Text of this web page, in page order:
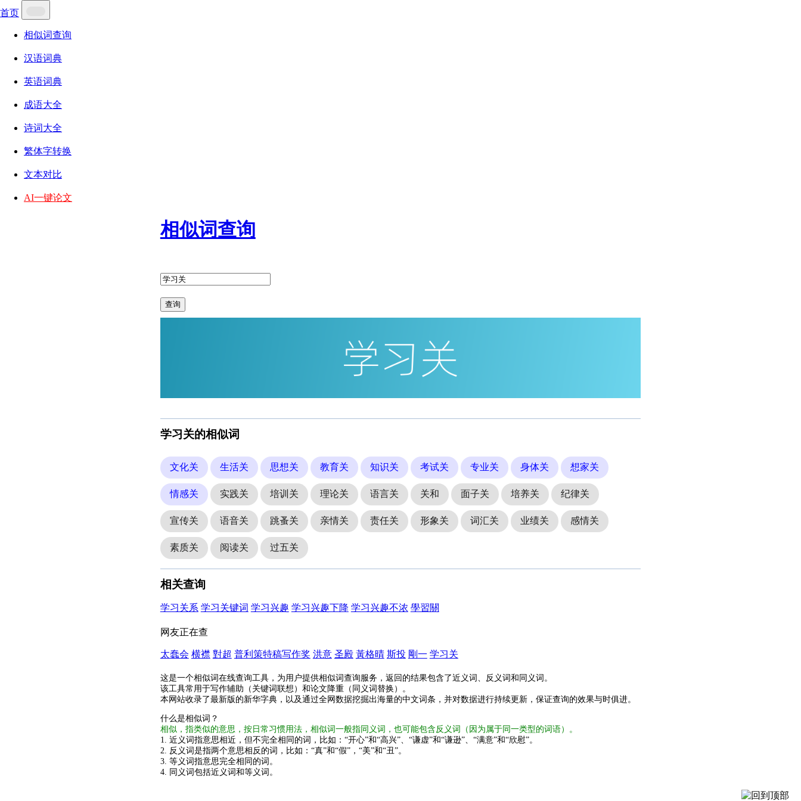
首页
相似词查询
汉语词典
英语词典
成语大全
诗词大全
繁体字转换
文本对比
AI一键论文
相似词查询
查询
学习关的相似词
文化关 生活关 思想关 教育关 知识关 考试关 专业关 身体关 想家关
情感关 实践关 培训关 理论关 语言关 关和 面子关 培养关 纪律关
宣传关 语音关 跳蚤关 亲情关 责任关 形象关 词汇关 业绩关 感情关
素质关 阅读关 过五关
相关查询
学习关系 学习关键词 学习兴趣 学习兴趣下降 学习兴趣不浓 學習關
网友正在查
太蠢会 横襟 對超 普利策特稿写作奖 洪意 圣殿 黃格晴 斯投 剛一 学习关
这是一个相似词在线查询工具，为用户提供相似词查询服务，返回的结果包含了近义词、反义词和同义词。
该工具常用于写作辅助（关键词联想）和论文降重（同义词替换）。
本网站收录了最新版的新华字典，以及通过全网数据挖掘出海量的中文词条，并对数据进行持续更新，保证查询的效果与时俱进。
什么是相似词？
相似，指类似的意思，按日常习惯用法，相似词一般指同义词，也可能包含反义词（因为属于同一类型的词语）。
1. 近义词指意思相近，但不完全相同的词，比如：“开心”和“高兴”、“谦虚”和“谦逊”、“满意”和“欣慰”。
2. 反义词是指两个意思相反的词，比如：“真”和“假”，“美”和“丑”。
3. 等义词指意思完全相同的词。
4. 同义词包括近义词和等义词。